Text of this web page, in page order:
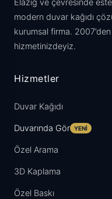
Elazığ ve çevresinde
modern duvar kağıdı
kurumsal firma.
hizmetinizdeyiz.
Hizmetler
Duvar Kağıdı
Duvarında Gör YENI
Özel Arama
3D Kaplama
Özel Baskı